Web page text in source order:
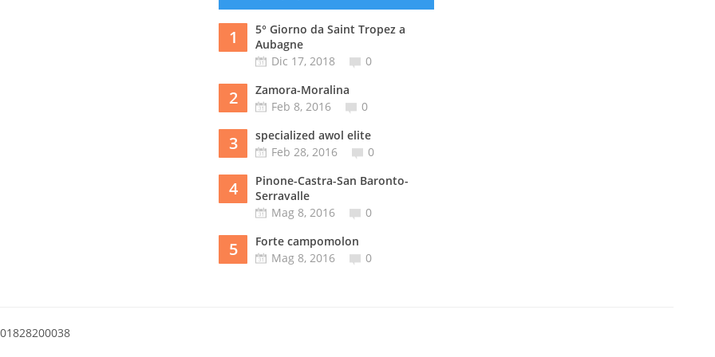
1
5° Giorno da Saint Tropez a
Aubagne
Dic 17, 2018
0
2
Zamora-Moralina
Feb 8, 2016
0
3
specialized awol elite
Feb 28, 2016
0
4
Pinone-Castra-San Baronto-
Serravalle
Mag 8, 2016
0
5
Forte campomolon
Mag 8, 2016
0